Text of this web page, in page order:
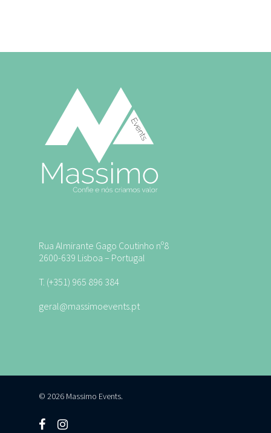
Rua Almirante Gago Coutinho nº8
2600-639 Lisboa – Portugal
T. (+351) 965 896 384
geral@massimoevents.pt
© 2026 Massimo Events.